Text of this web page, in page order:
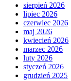
sierpień 2026
lipiec 2026
czerwiec 2026
maj 2026
kwiecień 2026
marzec 2026
luty 2026
styczeń 2026
grudzień 2025